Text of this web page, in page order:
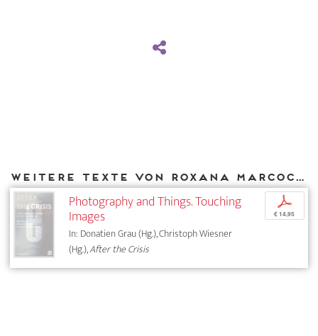
Weitere Texte von Roxana Marcoci bei DIAPHANES
Photography and Things. Touching
Images
In: Donatien Grau (Hg.), Christoph Wiesner
(Hg.),After the Crisis
p
€ 14,95